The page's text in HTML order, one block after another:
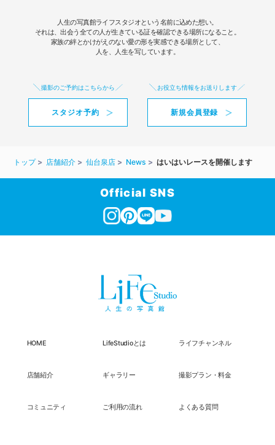
人生の写真館ライフスタジオという名前に込めた想い。
それは、出会う全ての人が生きている証を確認できる場所になること。
家族の絆とかけがえのない愛の形を実感できる場所として、
人を、人生を写しています。
撮影のご予約はこちらから
スタジオ予約
お役立ち情報をお送りします
新規会員登録
トップ 店舗紹介 仙台泉店 News はいはいレースを開催します
Official SNS
HOME LifeStudioとは ライフチャンネル
店舗紹介 ギャラリー 撮影プラン・料金
コミュニティ ご利用の流れ よくある質問